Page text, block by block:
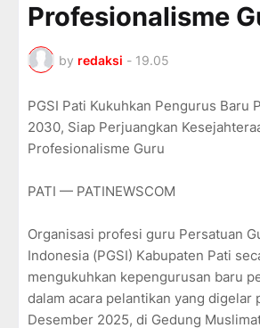
Profesionalisme
by redaksi - 19.05
PGSI Pati Kukuhkan Pengurus Baru
2030, Siap Perjuangkan
Profesionalisme Guru
PATI — PATINEWSCOM
Organisasi profesi guru Persatuan
Indonesia (PGSI) Kabupaten Pati
mengukuhkan kepengurusan baru
dalam acara pelantikan yang digelar
Desember 2025, di Gedung